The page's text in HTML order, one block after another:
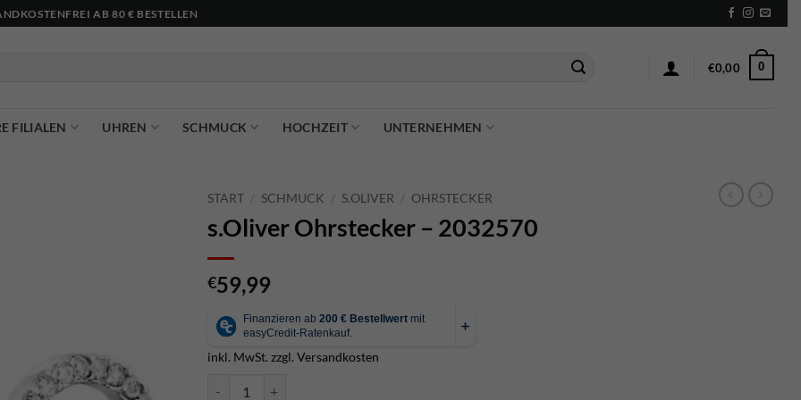
AB 80 € BESTELLEN
€0,00 0
FILIALEN UHREN SCHMUCK HOCHZEIT UNTERNEHMEN
START / SCHMUCK / S.OLIVER / OHRSTECKER
s.Oliver Ohrstecker – 2032570
€59,99
inkl. MwSt. zzgl. Versandkosten